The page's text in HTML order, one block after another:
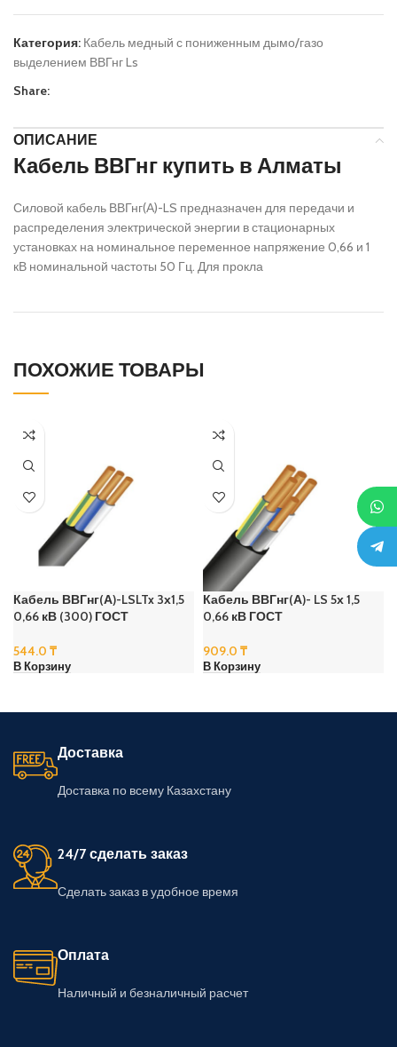
Категория: Кабель медный с пониженным дымо/газо
выделением ВВГнг Ls
Share:
ОПИСАНИЕ
Кабель ВВГнг купить в Алматы
Силовой кабель ВВГнг(А)-LS предназначен для передачи и
распределения электрической энергии в стационарных
установках на номинальное переменное напряжение 0,66 и 1
кВ номинальной частоты 50 Гц. Для прокла
ПОХОЖИЕ ТОВАРЫ
Кабель ВВГнг(А)-LSLTx 3х1,5
0,66 кВ (300) ГОСТ
544.0 ₸
В Корзину
Кабель ВВГнг(А)- LS 5х 1,5
0,66 кВ ГОСТ
909.0 ₸
В Корзину
Доставка
Доставка по всему Казахстану
24/7 сделать заказ
Сделать заказ в удобное время
Оплата
Наличный и безналичный расчет